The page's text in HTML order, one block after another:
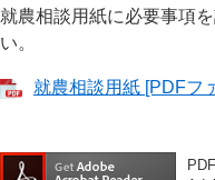
就農相談用紙に必要事項
い。
就農相談用紙 [PDFフ